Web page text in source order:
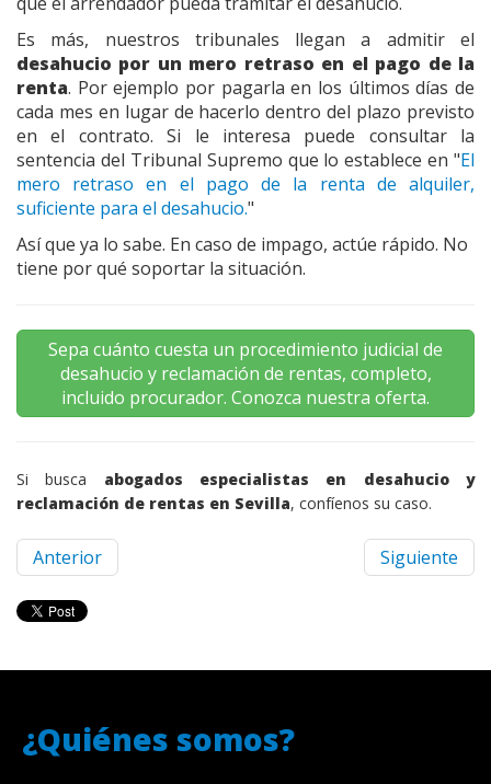
Es más, nuestros tribunales llegan a admitir el
desahucio por un mero retraso en el pago de la
renta. Por ejemplo por pagarla en los últimos días de
cada mes en lugar de hacerlo dentro del plazo previsto
en el contrato. Si le interesa puede consultar la
sentencia del Tribunal Supremo que lo establece en "El
mero retraso en el pago de la renta de alquiler,
suficiente para el desahucio."
Así que ya lo sabe. En caso de impago, actúe rápido. No
tiene por qué soportar la situación.
Sepa cuánto cuesta un procedimiento judicial de
desahucio y reclamación de rentas, completo,
incluido procurador. Conozca nuestra oferta.
Si busca abogados especialistas en desahucio y
reclamación de rentas en Sevilla, confíenos su caso.
Anterior Siguiente
¿Quiénes somos?